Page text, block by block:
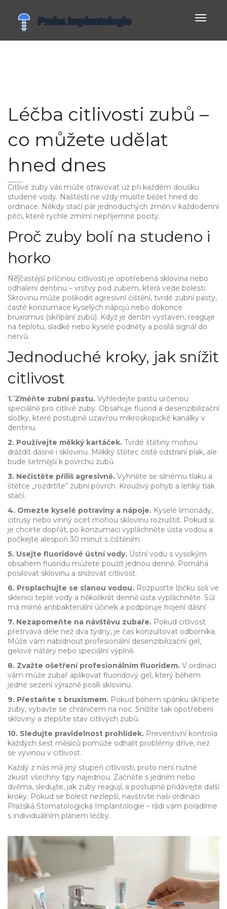
Léčba citlivosti zubů –
co můžete udělat
hned dnes
Citlivé zuby vás může otravovat už při každém doušku
studené vody. Naštěstí ne vždy musíte běžet hned do
ordinace. Někdy stačí pár jednoduchých změn v každodenní
péči, které rychle zmírní nepříjemné pocity.
Proč zuby bolí na studeno i
horko
Nejčastější příčinou citlivosti je opotřebená sklovina nebo
odhalení dentinu – vrstvy pod zubem, která vede bolesti.
Skrovinu může poškodit agresivní čištění, tvrdé zubní pasty,
časté konzumace kyselých nápojů nebo dokonce
bruxismus (skřípání zubů). Když je dentin vystaven, reaguje
na teplotu, sladké nebo kyselé podněty a posílá signál do
nervů.
Jednoduché kroky, jak snížit
citlivost
1. Změňte zubní pastu. Vyhledejte pastu určenou
speciálně pro citlivé zuby. Obsahuje fluorid a desenzibilizační
složky, které postupně uzavřou mikroskopické kanálky v
dentinu.
2. Používejte měkký kartáček. Tvrdé štětiny mohou
dráždit dásně i sklovinu. Měkký štětec čistě odstraní plak, ale
bude šetrnější k povrchu zubů.
3. Nečistěte příliš agresivně. Vyhněte se silnému tlaku a
štětce „rozdrtíte“ zubní povrch. Krouživý pohyb a lehký tlak
stačí.
4. Omezte kyselé potraviny a nápoje. Kyselé limonády,
citrusy nebo vinný ocet mohou sklovinu rozruštit. Pokud si
je chcete dopřát, po konzumaci vypláchněte ústa vodou a
počkejte alespoň 30 minut s čištěním.
5. Usejte fluoridové ústní vody. Ústní vodu s vysokým
obsahem fluoridu můžete použít jednou denně. Pomáhá
posilovat sklovinu a snižovat citlivost.
6. Proplachujte se slanou vodou. Rozpusťte lžičku soli ve
sklenici teplé vody a několikrát denně ústa vypláchněte. Sůl
má mírně antibakteriální účinek a podporuje hojení dásní.
7. Nezapomeňte na návštěvu zubaře. Pokud citlivost
přetrvává déle než dva týdny, je čas konzultovat odborníka.
Může vám nabídnout profesionální desenzibilizační gel,
gelové nátěry nebo speciální výplně.
8. Zvažte ošetření profesionálním fluoridem. V ordinaci
vám může zubař aplikovat fluoridový gel, který během
jedné sezení výrazně posílí sklovinu.
9. Přestaňte s bruxismem. Pokud během spánku skřípete
zuby, vybavte se chráničem na noc. Snížíte tak opotřebení
skloviny a zlepšíte stav citlivých zubů.
10. Sledujte pravidelnost prohlídek. Preventivní kontrola
každých šest měsíců pomůže odhalit problémy dříve, než
se vyvinou v citlivost.
Každý z nás má jiný stupeň citlivosti, proto není nutné
zkusit všechny tipy najednou. Začněte s jedním nebo
dvěma, sledujte, jak zuby reagují, a postupně přidávejte další
kroky. Pokud se bolest nezlepší, navštivte naši ordinaci
Pražská Stomatologická Implantologie – rádi vám poradíme
s individuálním plánem léčby.